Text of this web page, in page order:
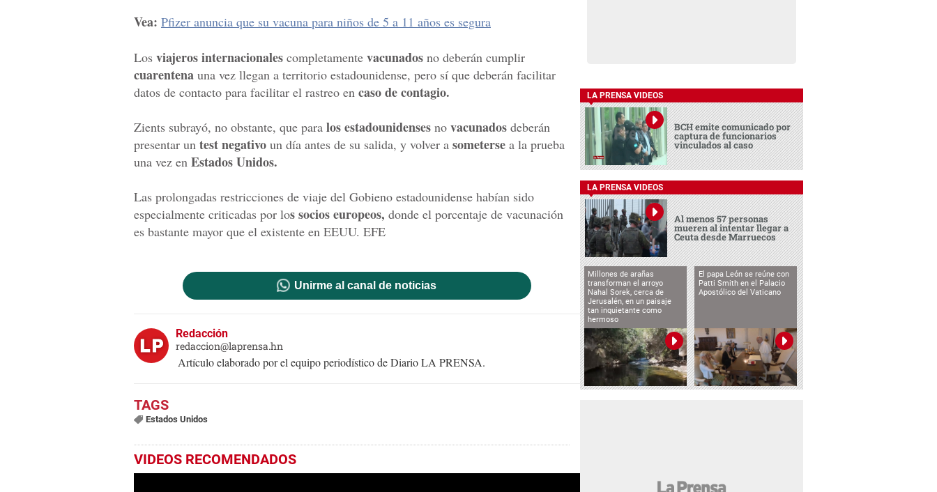
Vea: Pfizer anuncia que su vacuna para niños de 5 a 11 años es segura
Los viajeros internacionales completamente vacunados no deberán cumplir
cuarentena una vez llegan a territorio estadounidense, pero sí que deberán facilitar
datos de contacto para facilitar el rastreo en caso de contagio.
Zients subrayó, no obstante, que para los estadounidenses no vacunados deberán
presentar un test negativo un día antes de su salida, y volver a someterse a la prueba
una vez en Estados Unidos.
Las prolongadas restricciones de viaje del Gobieno estadounidense habían sido
especialmente criticadas por los socios europeos, donde el porcentaje de vacunación
es bastante mayor que el existente en EEUU. EFE
Unirme al canal de noticias
Redacción
redaccion@laprensa.hn
Artículo elaborado por el equipo periodístico de Diario LA PRENSA.
Estados Unidos
VIDEOS RECOMENDADOS
LA PRENSA VIDEOS
BCH emite comunicado por
captura de funcionarios
vinculados al caso
LA PRENSA VIDEOS
Al menos 57 personas
mueren al intentar llegar a
Ceuta desde Marruecos
Millones de arañas
transforman el arroyo
Nahal Sorek, cerca de
Jerusalén, en un paisaje
tan inquietante como
hermoso
El papa León se reúne con
Patti Smith en el Palacio
Apostólico del Vaticano